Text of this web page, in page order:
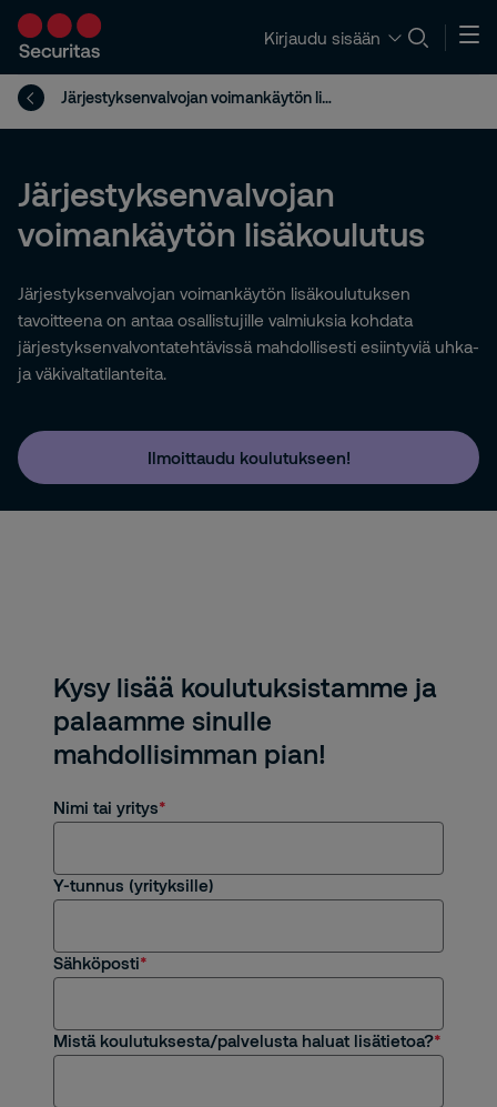
Kirjaudu sisään
Järjestyksenvalvojan voimankäytön lisäkoulutus
Järjestyksenvalvojan
voimankäytön lisäkoulutus
Järjestyksenvalvojan voimankäytön lisäkoulutuksen
tavoitteena on antaa osallistujille valmiuksia kohdata
järjestyksenvalvontatehtävissä mahdollisesti esiintyviä uhka-
ja väkivaltatilanteita.
Ilmoittaudu koulutukseen!
Kysy lisää koulutuksistamme ja
palaamme sinulle
mahdollisimman pian!
Nimi tai yritys
Y-tunnus (yrityksille)
Sähköposti
Mistä koulutuksesta/palvelusta haluat lisätietoa?